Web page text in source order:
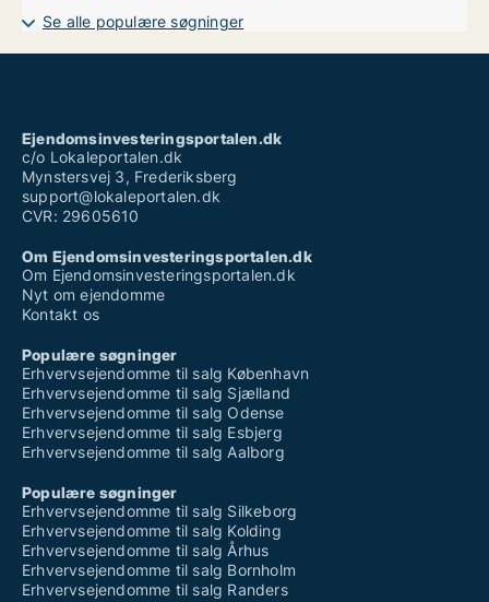
Se alle populære søgninger
Ejendomsinvesteringsportalen.dk
c/o Lokaleportalen.dk
Mynstersvej 3, Frederiksberg
support@lokaleportalen.dk
CVR: 29605610
Om Ejendomsinvesteringsportalen.dk
Om Ejendomsinvesteringsportalen.dk
Nyt om ejendomme
Kontakt os
Populære søgninger
Erhvervsejendomme til salg København
Erhvervsejendomme til salg Sjælland
Erhvervsejendomme til salg Odense
Erhvervsejendomme til salg Esbjerg
Erhvervsejendomme til salg Aalborg
Populære søgninger
Erhvervsejendomme til salg Silkeborg
Erhvervsejendomme til salg Kolding
Erhvervsejendomme til salg Århus
Erhvervsejendomme til salg Bornholm
Erhvervsejendomme til salg Randers